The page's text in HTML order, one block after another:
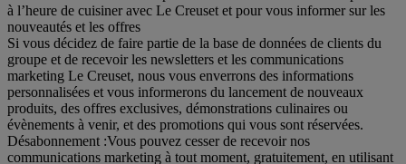
à l’heure de cuisiner avec Le Creuset et pour vous informer sur les
nouveautés et les offres
Si vous décidez de faire partie de la base de données de clients du
groupe et de recevoir les newsletters et les communications
marketing Le Creuset, nous vous enverrons des informations
personnalisées et vous informerons du lancement de nouveaux
produits, des offres exclusives, démonstrations culinaires ou
évènements à venir, et des promotions qui vous sont réservées.
Désabonnement :Vous pouvez cesser de recevoir nos
communications marketing à tout moment, gratuitement, en utilisant